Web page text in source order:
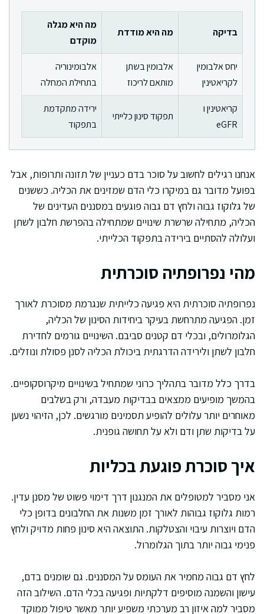
בדיקה מה היא מודדת
מה היא מגלה
מוקדם
יחס אלבומין
לקריאטינין
אלבומין בשתן
מותאם לריכוז
אלבומינוריה
בתחילת המחלה
קריאטינין ו
eGFR
תפקוד סינון כלייתי
ירידה מתקדמת
בתפקוד
אנחנו רגילים לחשוב על סוכר בדם כעניין של תזונה ותרופות, אבל
בפועל מדובר גם במיקרו כלי הדם שמזינים את הכליה. כששנים
של גלוקוז גבוה ולחץ דם גבוה פוגעים במסננים העדינים של
הכליה, מתחילה שרשרת שינויים שמתחילה בהפרשת חלבון לשתן
ועלולה להסתיים בירידה בתפקוד הכלייתי.
מהי נפרופתיה סוכרתית
נפרופתיה סוכרתית היא פגיעה כלייתית שנגרמת מסוכרת לאורך
זמן. הפגיעה מתרחשת בעיקר ביחידות הסינון של הכליה,
הגלומרולים, ובכלי דם קטנים סביבם. השינויים גורמים לחדירת
חלבון לשתן ולירידה הדרגתית ביכולת הכליה לסנן פסולת ונוזלים.
בדרך כלל מדובר בתהליך כרוני שמתחיל בשינויים מיקרוסקופיים.
בהמשך מופיעים ממצאים בבדיקות מעבדה, ורק בשלבים
מאוחרים יותר עלולים להופיע תסמינים מורגשים. לכן, הזיהוי נשען
על בדיקות שתן ודם ולא על תחושה גופנית.
איך סוכרת פוגעת בכליות
אני מסביר למטופלים את המנגנון דרך דימוי פשוט של מסנן עדין.
רמות גלוקוז גבוהות לאורך זמן משנות את החלבונים בדופן כלי
הדם ויוצרות עיבוי והצטלקות. התוצאה היא סינון פחות מדויק ולחץ
פנימי גבוה יותר בתוך הגלומרול.
לחץ דם גבוה מחמיר את העומס על המסננים. גם שומנים בדם,
עישון והשמנה מוסיפים דלקתיות ופגיעה בכלי הדם. השילוב הזה
מסביר למה איזון רב מערכתי משפיע יותר מאשר טיפול ממוקד